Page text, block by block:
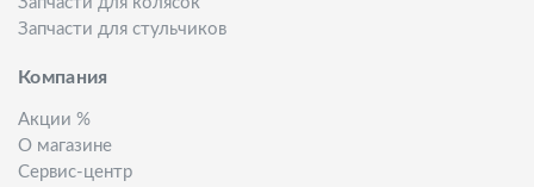
Запчасти для стульчиков
Компания
Акции %
О магазине
Сервис-центр